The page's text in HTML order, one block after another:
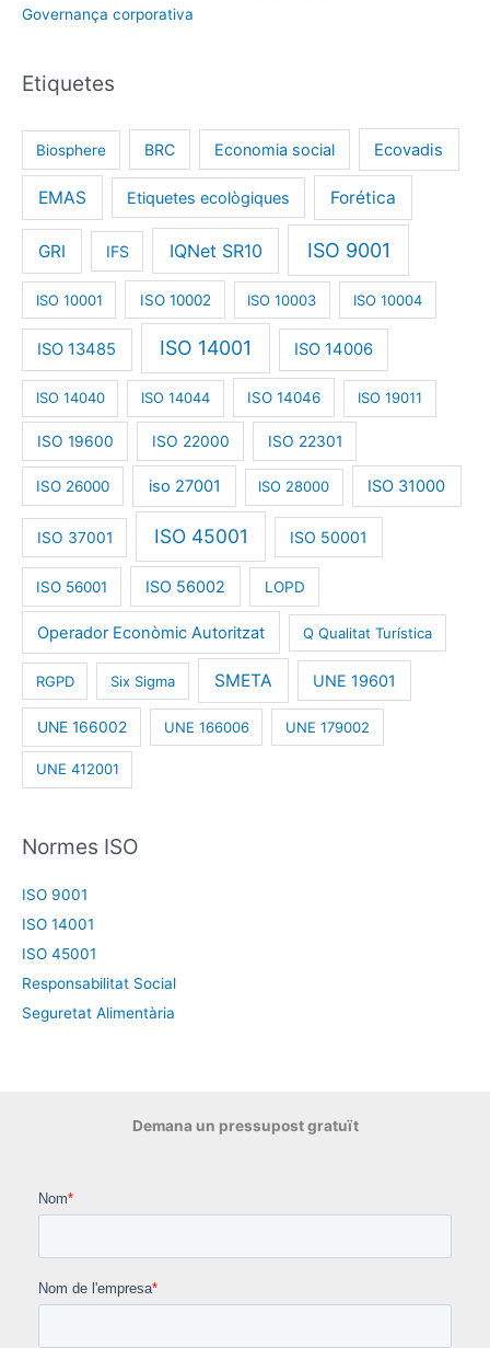
Governança corporativa
Etiquetes
Biosphere BRC Economia social Ecovadis
EMAS Etiquetes ecològiques Forética
GRI IFS IQNet SR10 ISO 9001
ISO 10001 ISO 10002 ISO 10003 ISO 10004
ISO 13485 ISO 14001 ISO 14006
ISO 14040 ISO 14044 ISO 14046 ISO 19011
ISO 19600 ISO 22000 ISO 22301
ISO 26000 iso 27001 ISO 28000 ISO 31000
ISO 37001 ISO 45001 ISO 50001
ISO 56001 ISO 56002 LOPD
Operador Econòmic Autoritzat Q Qualitat Turística
RGPD Six Sigma SMETA UNE 19601
UNE 166002 UNE 166006 UNE 179002
UNE 412001
Normes ISO
ISO 9001
ISO 14001
ISO 45001
Responsabilitat Social
Seguretat Alimentària
Demana un pressupost gratuït